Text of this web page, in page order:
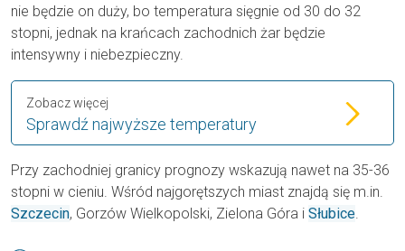
nie będzie on duży, bo temperatura sięgnie od 30 do 32
stopni, jednak na krańcach zachodnich żar będzie
intensywny i niebezpieczny.
Sprawdź najwyższe temperatury
Zobacz więcej
Przy zachodniej granicy prognozy wskazują nawet na 35-36
stopni w cieniu. Wśród najgorętszych miast znajdą się m.in.
Szczecin, Gorzów Wielkopolski, Zielona Góra i Słubice.